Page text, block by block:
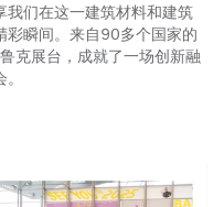
我们在这一建筑材料和建筑
彩瞬间。来自90多个国家的
克展台，成就了一场创新融